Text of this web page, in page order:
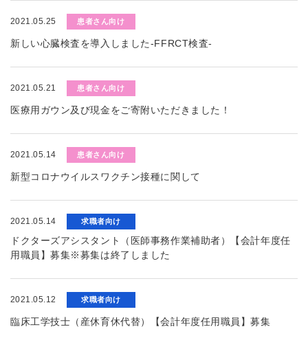
2021.05.25 患者さん向け
新しい心臓検査を導入しました-FFRCT検査-
2021.05.21 患者さん向け
医療用ガウン及び現金をご寄附いただきました！
2021.05.14 患者さん向け
新型コロナウイルスワクチン接種に関して
2021.05.14 求職者向け
ドクターズアシスタント（医師事務作業補助者）【会計年度任
用職員】募集※募集は終了しました
2021.05.12 求職者向け
臨床工学技士（産休育休代替）【会計年度任用職員】募集